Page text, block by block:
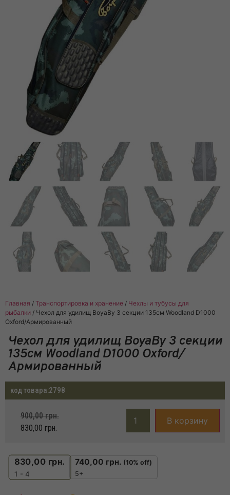
Главная / Транспортировка и хранение / Чехлы и тубусы для
рыбалки / Чехол для удилищ BoyaBy 3 секции 135см Woodland D1000
Oxford/Армированный
Чехол для удилищ BoyaBy 3 секции
135см Woodland D1000 Oxford/
Армированный
код товара:2798
900,00грн.
830,00 грн.
В корзину
830,00 грн.
1 - 4
740,00 грн. (10% off)
5+